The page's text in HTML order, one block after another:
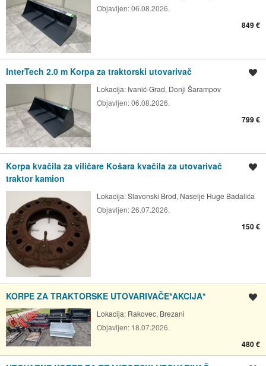
Objavljen:06.08.2026.
849 €
InterTech 2.0 m Korpa za traktorski utovarivač
Lokacija: Ivanić-Grad, Donji Šarampov
Objavljen:06.08.2026.
799 €
Korpa kvačila za viličare Košara kvačila za utovarivač
traktor kamion
Lokacija:Slavonski Brod, Naselje Huge Badalića
Objavljen:26.07.2026.
150 €
KORPE ZA TRAKTORSKE UTOVARIVAČE*AKCIJA*
Lokacija: Rakovec, Brezani
Objavljen: 18.07.2026.
480 €